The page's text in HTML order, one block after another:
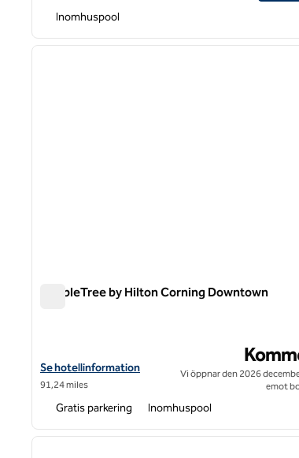
Inomhuspool
1 av 4
DoubleTree by Hilton Corning Downtown
Visa hotelluppgifter för DoubleTree by Hilton Corning
Se hotellinformation
91,24 miles
Vi öppnar den 2026
emot
Gratis parkering Inomhuspool
1 av 12